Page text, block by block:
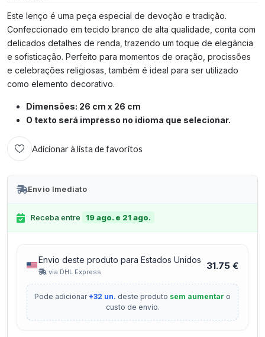
Este lenço é uma peça especial de devoção e tradição.
Confeccionado em tecido branco de alta qualidade, conta com
delicados detalhes de renda, trazendo um toque de elegância
e sofisticação. Perfeito para momentos de oração, procissões
e celebrações religiosas, também é ideal para ser utilizado
como elemento decorativo.
Dimensões: 26 cm x 26 cm
O texto será impresso no idioma que selecionar.
Adicionar à lista de favoritos
Envio Imediato
Receba entre 19 ago. e 21 ago.
Envio deste produto para Estados Unidos
via DHL Express
31.75 €
Pode adicionar+32 un. deste produto sem aumentar o
custo de envio.